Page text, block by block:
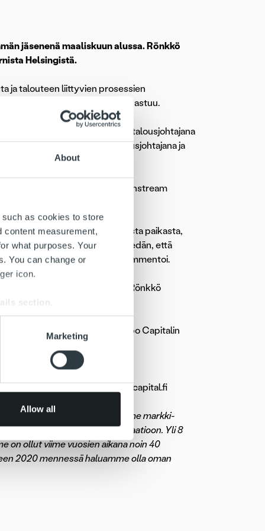
About
as cookies to store
content measurement,
what purposes. Your
You can change or
icon.
section
our traffic. We also share
Marketing
Allow all
jäsenenä maaliskuun alussa. Rönkkö
Helsingistä.
ja talouteen liittyvien prosessien
kehitys ja operatiivinen vastuu.
jossa hän on toiminut talousjohtajana
rahoitusyhtiön rahoitusjohtajana ja
kansainvälisen Greenstream
vinkkasi Ropon avoimesta paikasta,
vahva kasvu kiinnostaa ja tiedän, että
porukkaan,Toni Rönkkö kommentoi.
Ropolle siirtymisen myötä Rönkkö
Artti Aurasmaalle
. Ropo Capitalin
9603, jenni.jantunen@ropocapital.fi
tarjoaja Suomessa. Kilpailemme markki-
etuihin ja vahvaan automaatioon. Yli 8
on ollut viime vuosien aikana noin 40
2020 mennessä haluamme olla oman